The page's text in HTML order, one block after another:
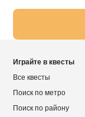
Играйте в квесты
Все квесты
Поиск по метро
Поиск по району